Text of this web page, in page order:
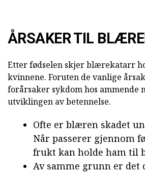
ÅRSAKER TIL
Etter fødselen skjer blærekatarr
kvinnene. Foruten de vanlige
forårsaker sykdom hos ammende
utviklingen av betennelse.
Ofte er blæren skadet
Når passerer gjennom
frukt kan holde ham til
Av samme grunn er det